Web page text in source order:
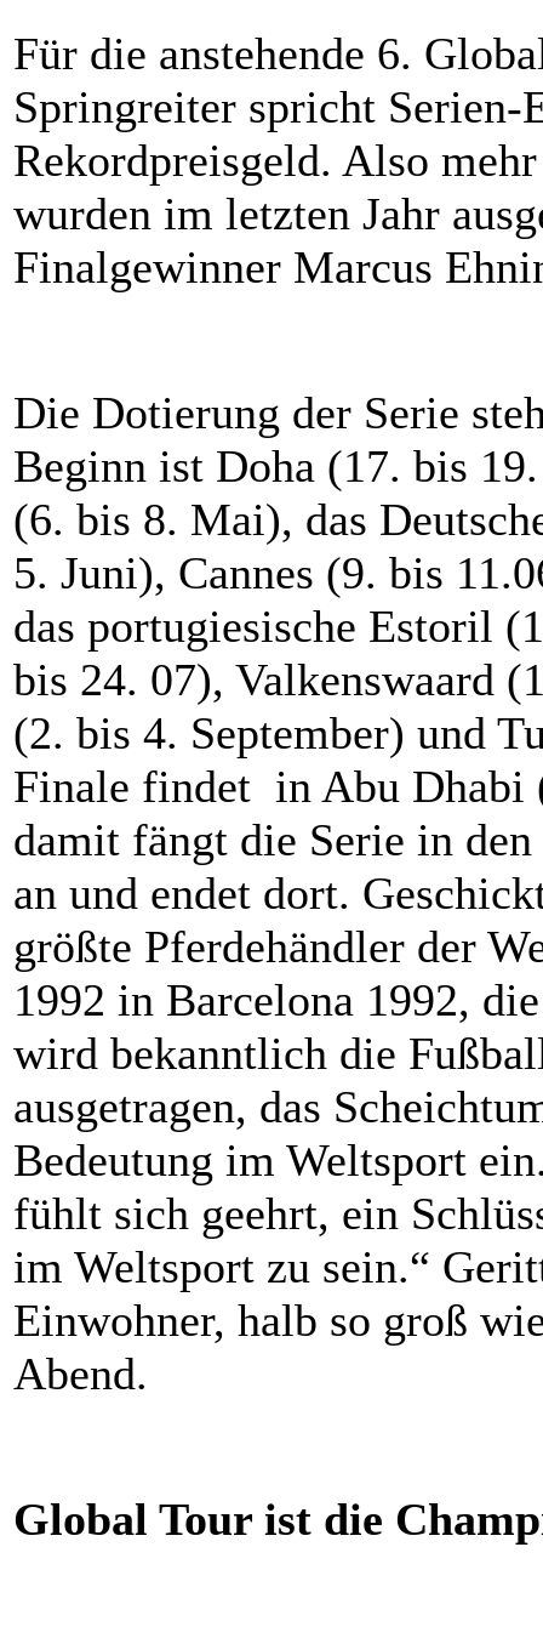
Für die anstehende 6.
Springreiter spricht Serien-
Rekordpreisgeld. Also
wurden im letzten Jahr
Finalgewinner Marcus
Die Dotierung der Serie
Beginn ist Doha (17. bis
(6. bis 8. Mai), das
5. Juni), Cannes (9. bis
das portugiesische Estoril
bis 24. 07), Valkenswaard
(2. bis 4. September) und
Finale findet in Abu Dhabi
damit fängt die Serie in
an und endet dort.
größte Pferdehändler der
1992 in Barcelona 1992,
wird bekanntlich die
ausgetragen, das
Bedeutung im Weltsport
fühlt sich geehrt, ein
im Weltsport zu sein.“
Einwohner, halb so groß
Abend.
Global Tour ist die